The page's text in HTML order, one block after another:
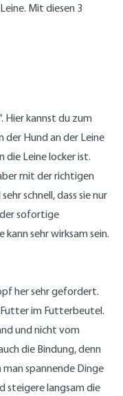
Mit diesen 3
Hier kannst du zum
der Hund an der Leine
die Leine locker ist.
mit der richtigen
schnell, dass sie nur
sofortige
sehr wirksam sein.
her sehr gefordert.
im Futterbeutel.
und nicht vom
die Bindung, denn
spannende Dinge
steigere langsam die